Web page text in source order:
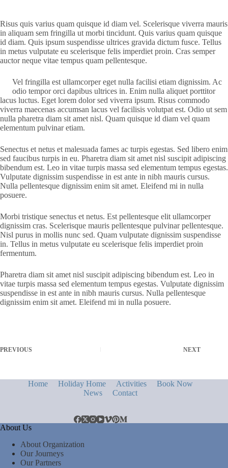
Risus quis varius quam quisque id diam vel. Scelerisque viverra mauris
in aliquam sem fringilla ut morbi tincidunt. Quis varius quam quisque
id diam. Quis ipsum suspendisse ultrices gravida dictum fusce. Tellus
in metus vulputate eu scelerisque felis imperdiet proin. Cras semper
auctor neque vitae tempus quam pellentesque.
Vel fringilla est ullamcorper eget nulla facilisi etiam dignissim. Ac
odio tempor orci dapibus ultrices in. Enim nulla aliquet porttitor
lacus luctus. Eget lorem dolor sed viverra ipsum. Risus commodo
viverra maecenas accumsan lacus vel facilisis volutpat est. Odio ut sem
nulla pharetra diam sit amet nisl. Quam quisque id diam vel quam
elementum pulvinar etiam.
Senectus et netus et malesuada fames ac turpis egestas. Sed libero enim
sed faucibus turpis in eu. Pharetra diam sit amet nisl suscipit adipiscing
bibendum est. Leo in vitae turpis massa sed elementum tempus egestas.
Vulputate dignissim suspendisse in est ante in nibh mauris cursus.
Nulla pellentesque dignissim enim sit amet. Eleifend mi in nulla
posuere.
Morbi tristique senectus et netus. Est pellentesque elit ullamcorper
dignissim cras. Scelerisque mauris pellentesque pulvinar pellentesque.
Nisl purus in mollis nunc sed. Quam vulputate dignissim suspendisse
in. Tellus in metus vulputate eu scelerisque felis imperdiet proin
fermentum.
Pharetra diam sit amet nisl suscipit adipiscing bibendum est. Leo in
vitae turpis massa sed elementum tempus egestas. Vulputate dignissim
suspendisse in est ante in nibh mauris cursus. Nulla pellentesque
dignissim enim sit amet. Eleifend mi in nulla posuere.
PREVIOUS NEXT
Home Holiday Home Activities
Book Now
News
Contact
About Us
About Organization
Our Journeys
Our Partners